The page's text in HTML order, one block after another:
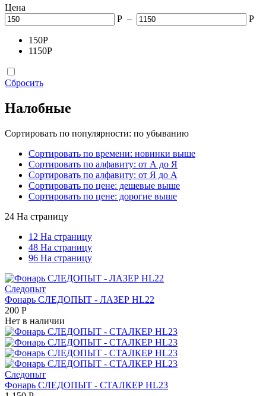
Цена
Р – Р
150Р
1150Р
Сбросить
Налобные
Сортировать по популярности: по убыванию
Сортировать по времени: новинки выше
Сортировать по алфавиту: от А до Я
Сортировать по алфавиту: от Я до А
Сортировать по цене: дешевые выше
Сортировать по цене: дорогие выше
24 На страницу
12 На страницу
48 На страницу
96 На страницу
Следопыт
Фонарь СЛЕДОПЫТ - ЛАЗЕР HL22
200 Р
Нет в наличии
Следопыт
Фонарь СЛЕДОПЫТ - СТАЛКЕР HL23